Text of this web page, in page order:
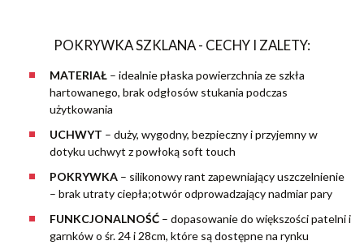
POKRYWKA SZKLANA - CECHY I ZALETY:
MATERIAŁ – idealnie płaska powierzchnia ze szkła
hartowanego, brak odgłosów stukania podczas
użytkowania
UCHWYT – duży, wygodny, bezpieczny i przyjemny w
dotyku uchwyt z powłoką soft touch
POKRYWKA – silikonowy rant zapewniający uszczelnienie
– brak utraty ciepła;otwór odprowadzający nadmiar pary
FUNKCJONALNOŚĆ – dopasowanie do większości patelni i
garnków o śr. 24 i 28cm, które są dostępne na rynku